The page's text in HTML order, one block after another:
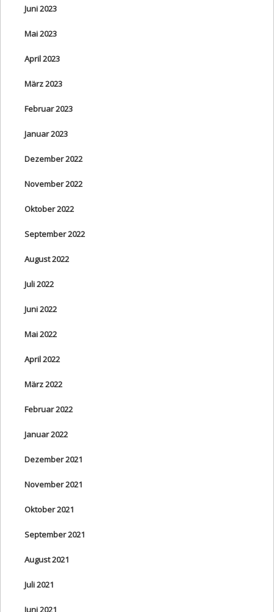
Juni 2023
Mai 2023
April 2023
März 2023
Februar 2023
Januar 2023
Dezember 2022
November 2022
Oktober 2022
September 2022
August 2022
Juli 2022
Juni 2022
Mai 2022
April 2022
März 2022
Februar 2022
Januar 2022
Dezember 2021
November 2021
Oktober 2021
September 2021
August 2021
Juli 2021
Juni 2021